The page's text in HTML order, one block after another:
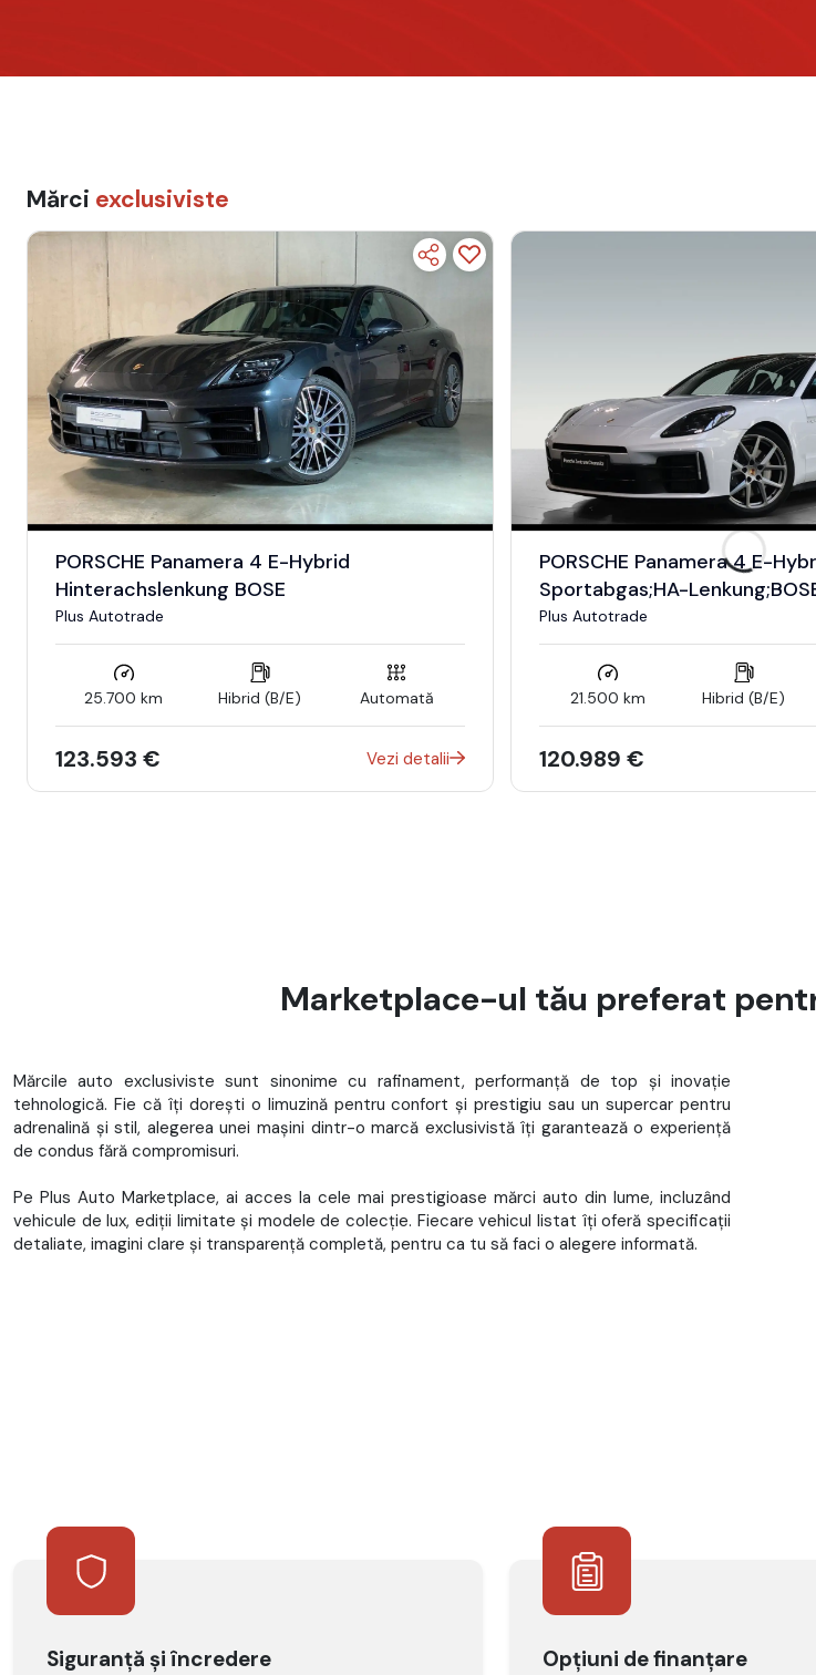
Mărci exclusiviste
PORSCHE Panamera 4 E-Hybrid
Hinterachslenkung BOSE
Plus Autotrade
25.700 km Hibrid (B/E) Automată
123.593 € Vezi detalii
PORSCHE Panamera 4 E-
Sportabgas;HA-
Plus Autotrade
21.500 km Hibrid (B/E)
120.989 €
Marketplace-ul tău preferat
Mărcile auto exclusiviste sunt sinonime cu rafinament, performanță de top și inovație
tehnologică. Fie că îți dorești o limuzină pentru confort și prestigiu sau un supercar pentru
adrenalină și stil, alegerea unei mașini dintr-o marcă exclusivistă îți garantează o experiență
de condus fără compromisuri.
Pe Plus Auto Marketplace, ai acces la cele mai prestigioase mărci auto din lume, incluzând
vehicule de lux, ediții limitate și modele de colecție. Fiecare vehicul listat îți oferă specificații
detaliate, imagini clare și transparență completă, pentru ca tu să faci o alegere informată.
Siguranță și încredere Opțiuni de finanțare